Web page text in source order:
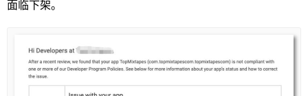
面临下架。